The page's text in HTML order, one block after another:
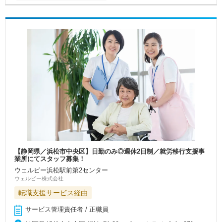
【静岡県／浜松市中央区】日勤のみ◎週休2日制／就労移行支援事
業所にてスタッフ募集！
ウェルビー浜松駅前第2センター
ウェルビー株式会社
転職支援サービス経由
サービス管理責任者 / 正職員